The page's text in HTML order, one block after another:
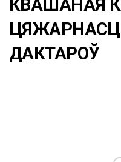
КВАШАНАЯ
ДАКТАРОЎ